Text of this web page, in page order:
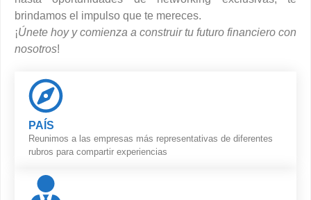
brindamos el impulso que te mereces.
¡Únete hoy y comienza a construir tu futuro financiero con
nosotros!
PAÍS
Reunimos a las empresas más representativas de diferentes
rubros para compartir experiencias